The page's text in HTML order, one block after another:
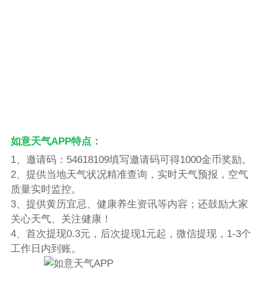
如意天气APP特点：
1、邀请码：54618109填写邀请码可得1000金币奖励。
2、提供当地天气状况精准查询，实时天气预报，空气
质量实时监控。
3、提供黄历宜忌、健康养生资讯等内容；还鼓励大家
关心天气、关注健康！
4、首次提现0.3元，后次提现1元起，微信提现，1-3个
工作日内到账。